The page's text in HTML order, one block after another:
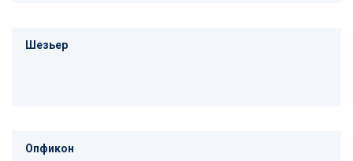
Шезьер
Опфикон